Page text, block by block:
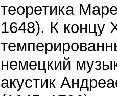
теоретика
1648). К концу
немецкий
акустик